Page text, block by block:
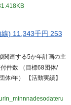
) 11,343千円 253
連する5か年計画の主
件数 （目標68団体/
/年） 【活動実績】